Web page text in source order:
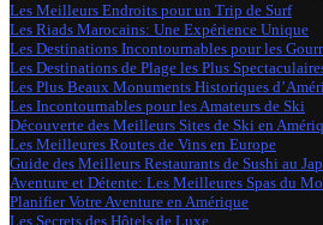
Les Meilleurs Endroits pour un Trip de Surf
Les Riads Marocains: Une Expérience Unique
Les Destinations Incontournables pour les
Les Destinations de Plage les Plus
Les Plus Beaux Monuments Historiques
Les Incontournables pour les Amateurs de Ski
Découverte des Meilleurs Sites de Ski en
Les Meilleures Routes de Vins en Europe
Guide des Meilleurs Restaurants de Sushi au
Aventure et Détente: Les Meilleures Spas du
Planifier Votre Aventure en Amérique
Les Secrets des Hôtels de Luxe